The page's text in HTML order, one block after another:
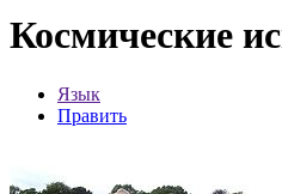
Космические
Язык
Править